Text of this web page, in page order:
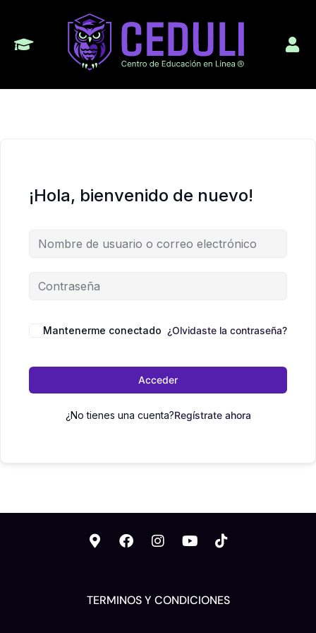
¡Hola, bienvenido de nuevo!
Mantenerme conectado ¿Olvidaste la contraseña?
Acceder
¿No tienes una cuenta?Regístrate ahora
TERMINOS Y CONDICIONES